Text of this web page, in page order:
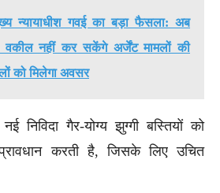
न्यायाधीश गवई का बड़ा फैसला: अब
वकील नहीं कर सकेंगे अर्जेंट मामलों की
को मिलेगा अवसर
निविदा गैर-योग्य झुग्गी बस्तियों को
करती है, जिसके लिए उचित